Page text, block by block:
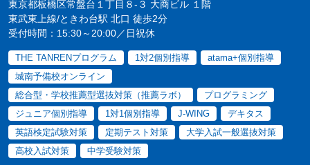
東京都板橋区常盤台１丁目８-３ 大商ビル １階
東武東上線/ときわ台駅 北口 徒歩2分
受付時間：15:30～20:00／日祝休
THE TANRENプログラム 1対2個別指導
atama+個別指導
城南予備校オンライン
総合型・学校推薦型選抜対策（推薦ラボ）
プログラミング
ジュニア個別指導
1対1個別指導 J-WING
デキタス
英語検定試験対策
定期テスト対策
大学入試一般選抜対策
高校入試対策
中学受験対策